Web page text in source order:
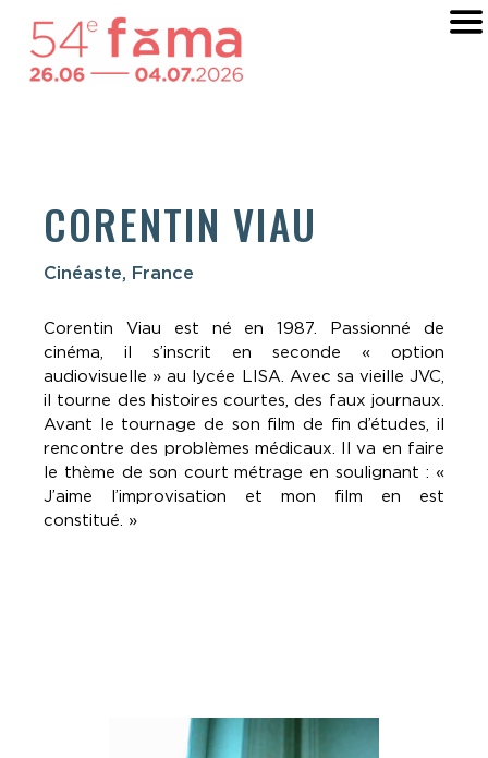
CORENTIN VIAU
Cinéaste, France
Corentin Viau est né en 1987. Passionné de
cinéma, il s’inscrit en seconde « option
audiovisuelle » au lycée LISA. Avec sa vieille JVC,
il tourne des histoires courtes, des faux journaux.
Avant le tournage de son film de fin d’études, il
rencontre des problèmes médicaux. Il va en faire
le thème de son court métrage en soulignant : «
J’aime l’improvisation et mon film en est
constitué. »